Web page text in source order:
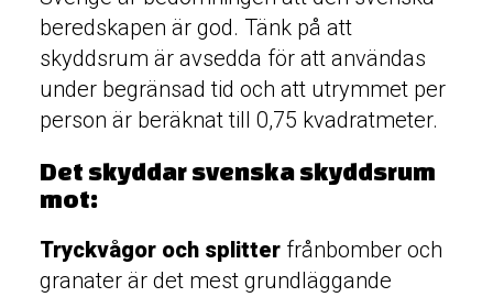
beredskapen är god. Tänk på att
skyddsrum är avsedda för att användas
under begränsad tid och att utrymmet per
person är beräknat till 0,75 kvadratmeter.
Det skyddar svenska skyddsrum
mot:
Tryckvågor och splitter frånbomber och
granater är det mest grundläggande